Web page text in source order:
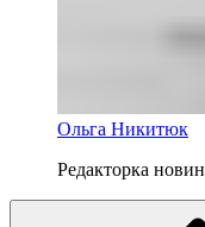
Ольга Никитюк
Редакторка новин